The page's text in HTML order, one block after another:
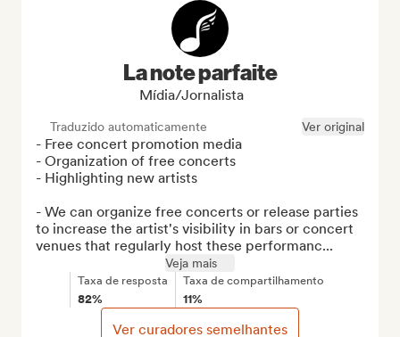
La note parfaite
Mídia/Jornalista
Traduzido automaticamente Ver original
- Free concert promotion media
- Organization of free concerts
- Highlighting new artists
- We can organize free concerts or release parties
to increase the artist's visibility in bars or concert
venues that regularly host these performanc...
Veja mais
Taxa de resposta
82%
Taxa de compartilhamento
11%
Ver curadores semelhantes